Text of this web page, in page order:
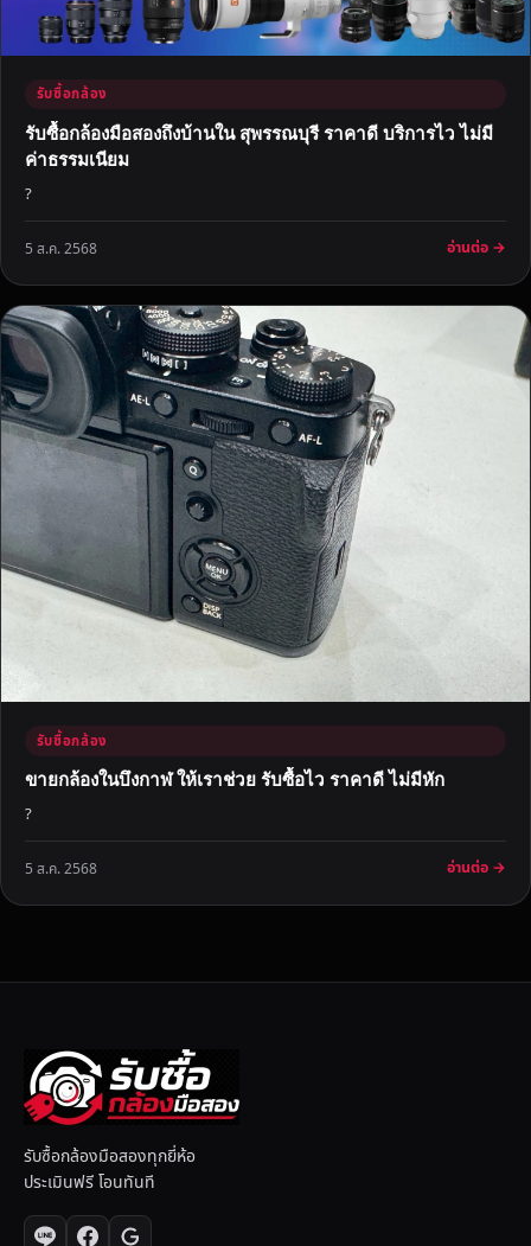
รับซื้อกล้อง
รับซื้อกล้องมือสองถึงบ้านใน สุพรรณบุรี ราคาดี บริการไว ไม่มี
ค่าธรรมเนียม
?
5 ส.ค. 2568 อ่านต่อ →
รับซื้อกล้อง
ขายกล้องในบึงกาฬ ให้เราช่วย รับซื้อไว ราคาดี ไม่มีหัก
?
5 ส.ค. 2568 อ่านต่อ →
รับซื้อกล้องมือสองทุกยี่ห้อ
ประเมินฟรี โอนทันที